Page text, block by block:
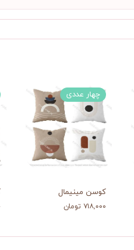
کوسن مینیمال
۷۱۸,۰۰۰ تومان
چهار عددی